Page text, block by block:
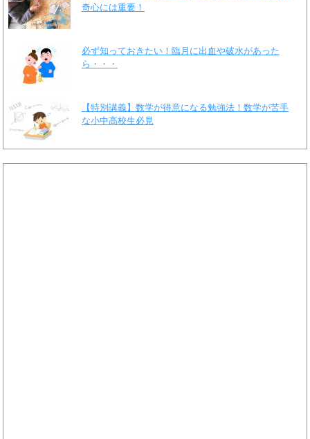
奇心には重要！
必ず知っておきたい！臨月に出血や破水があった
ら・・・
【特別講義】数学が得意になる勉強法！数学が苦手
な小中高校生必見